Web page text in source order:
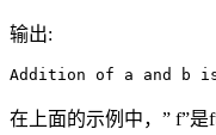
输出:
Addition of a and b
在上面的示例中，” f”是